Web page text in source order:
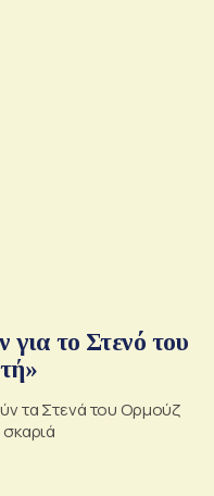
το Στενό του
τα Στενά του Ορμούζ